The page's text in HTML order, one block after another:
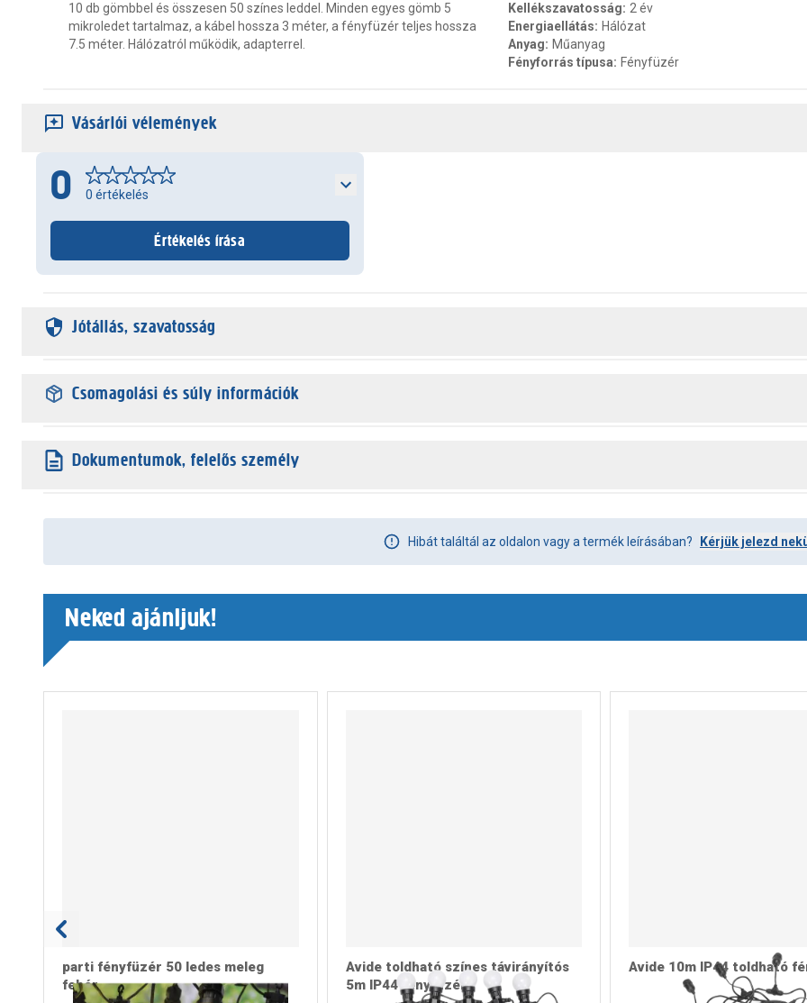
10 db gömbbel és összesen 50 színes leddel. Minden egyes gömb 5
mikroledet tartalmaz, a kábel hossza 3 méter, a fényfüzér teljes hossza
7.5 méter. Hálózatról működik, adapterrel.
Kellékszavatosság: 2 év
Energiaellátás: Hálózat
Anyag: Műanyag
Fényforrás típusa: Fényfüzér
Vásárlói vélemények
0 0 értékelés
Értékelés írása
Jótállás, szavatosság
Csomagolási és súly információk
Dokumentumok, felelős személy
Hibát találtál az oldalon vagy a termék leírásában? Kérjük jelezd
Neked ajánljuk!
parti fényfüzér 50 ledes meleg
fehér
Avide toldható színes távirányítós
5m IP44 fényfüzér
Avide 10m IP44 toldható